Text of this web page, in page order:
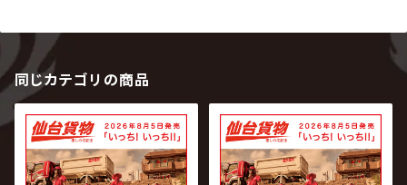
同じカテゴリの商品